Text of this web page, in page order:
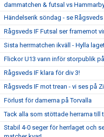
dammatchen & futsal vs
Händelserik söndag - se
Rågsveds IF Futsal ser framemot
Sista herrmatchen ikväll - Hylla
Flickor U13 vann inför storpublik
Rågsveds IF klara för div 3!
Rågsveds IF mot trean - vi ses på
Förlust för damerna på Torvalla
Tack alla som stöttade herrarna till
Stabil 4-0 seger för herrlaget och